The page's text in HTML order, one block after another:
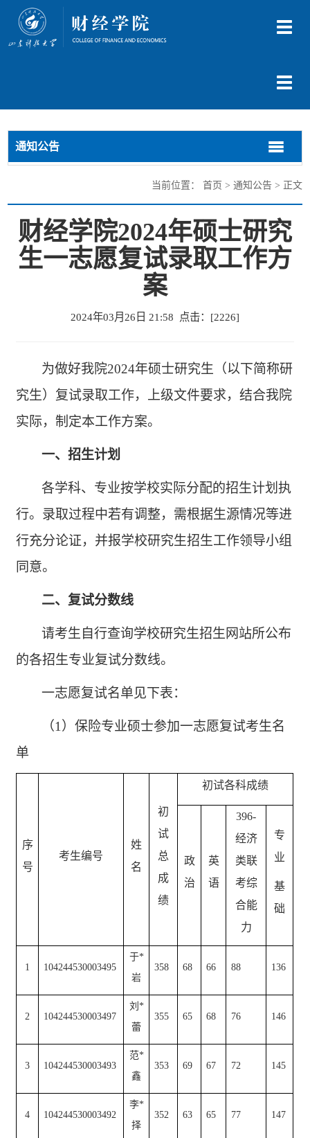
切
切
导
通知公告
切
换
航
切
换
航
当前位置： 首页 > 通知公告> 正文
财经学院2024年硕士研究
生一志愿复试录取工作方
案
2024年03月26日 21:58 点击：[2226]
为做好我院2024年硕士研究生（以下简称研
究生）复试录取工作，上级文件要求，结合我院
实际，制定本工作方案。
一、招生计划
各学科、专业按学校实际分配的招生计划执
行。录取过程中若有调整，需根据生源情况等进
行充分论证，并报学校研究生招生工作领导小组
同意。
二、复试分数线
请考生自行查询学校研究生招生网站所公布
的各招生专业复试分数线。
一志愿复试名单见下表：
（1）保险专业硕士参加一志愿复试考生名
单
序
号
考生编号
姓
名
初
试
总
成
绩
初试各科成绩
政
治
英
语
396-
经济
类联
考综
合能
力
专
业
基
础
1 104244530003495
于*
岩
358 68 66 88 136
2 104244530003497
刘 *
蕾
355 65 68 76 146
3 104244530003493
范*
鑫
353 69 67 72 145
4 104244530003492
李*
择
352 63 65 77 147